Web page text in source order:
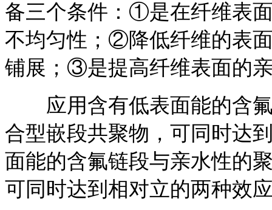
备三个条件：①是在纤维表
不均匀性；②降低纤维的表
铺展；③是提高纤维表面的
应用含有低表面能的含氟
合型嵌段共聚物，可同时达
面能的含氟链段与亲水性的
可同时达到相对立的两种效